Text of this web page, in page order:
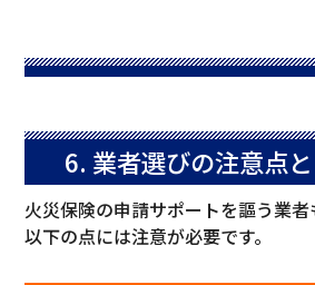
6. 業者選びの注意点
火災保険の申請サポートを謳う業者
以下の点には注意が必要です。